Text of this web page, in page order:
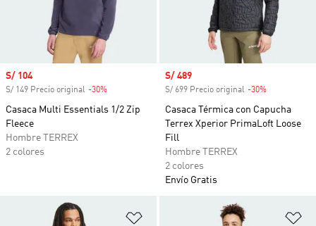
Precio de venta
S/ 104
S/ 149 Precio original -30%
Casaca Multi Essentials 1/2 Zip
Fleece
Hombre TERREX
2 colores
Precio de venta
S/ 489
S/ 699 Precio original -30%
Casaca Térmica con Capucha
Terrex Xperior PrimaLoft Loose
Fill
Hombre TERREX
2 colores
Envío Gratis
Añadir a la lista de deseos